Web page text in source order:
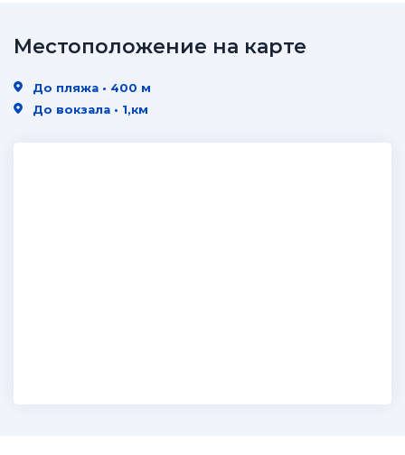
Местоположение на карте
До пляжа • 400 м
До вокзала • 1,км